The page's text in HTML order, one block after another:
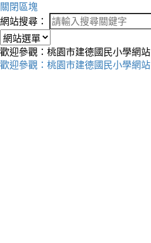
關閉區塊
網站搜尋：
歡迎參觀：桃園市建德國民小學網站
歡迎參觀：桃園市建德國民小學網站